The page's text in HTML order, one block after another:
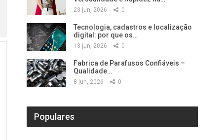
23 jun, 2026 0
Tecnologia, cadastros e localização
digital: por que os…
13 jun, 2026 0
Fabrica de Parafusos Confiáveis –
Qualidade…
8 jun, 2026 0
Populares